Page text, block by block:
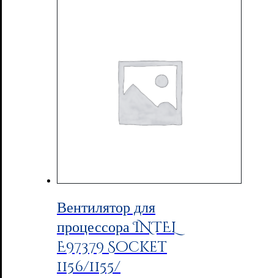
Вентилятор для
процессора INTEL
E97379 Socket
1156/1155/